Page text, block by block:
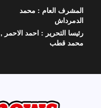
المحتوى
المشرف العام : محمد
الدمرداش
رئيسا التحرير : احمد الاحمر ,
محمد قطب